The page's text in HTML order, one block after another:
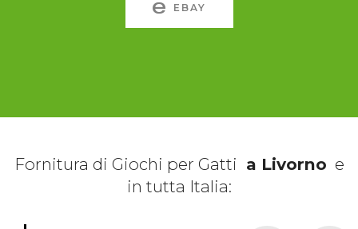
EBAY
Fornitura di Giochi per Gatti a Livorno e
in tutta Italia: